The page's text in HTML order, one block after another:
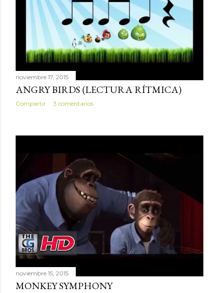
noviembre 17, 2015
ANGRY BIRDS (LECTURA RÍTMICA)
Compartir 3 comentarios
noviembre 15, 2015
MONKEY SYMPHONY